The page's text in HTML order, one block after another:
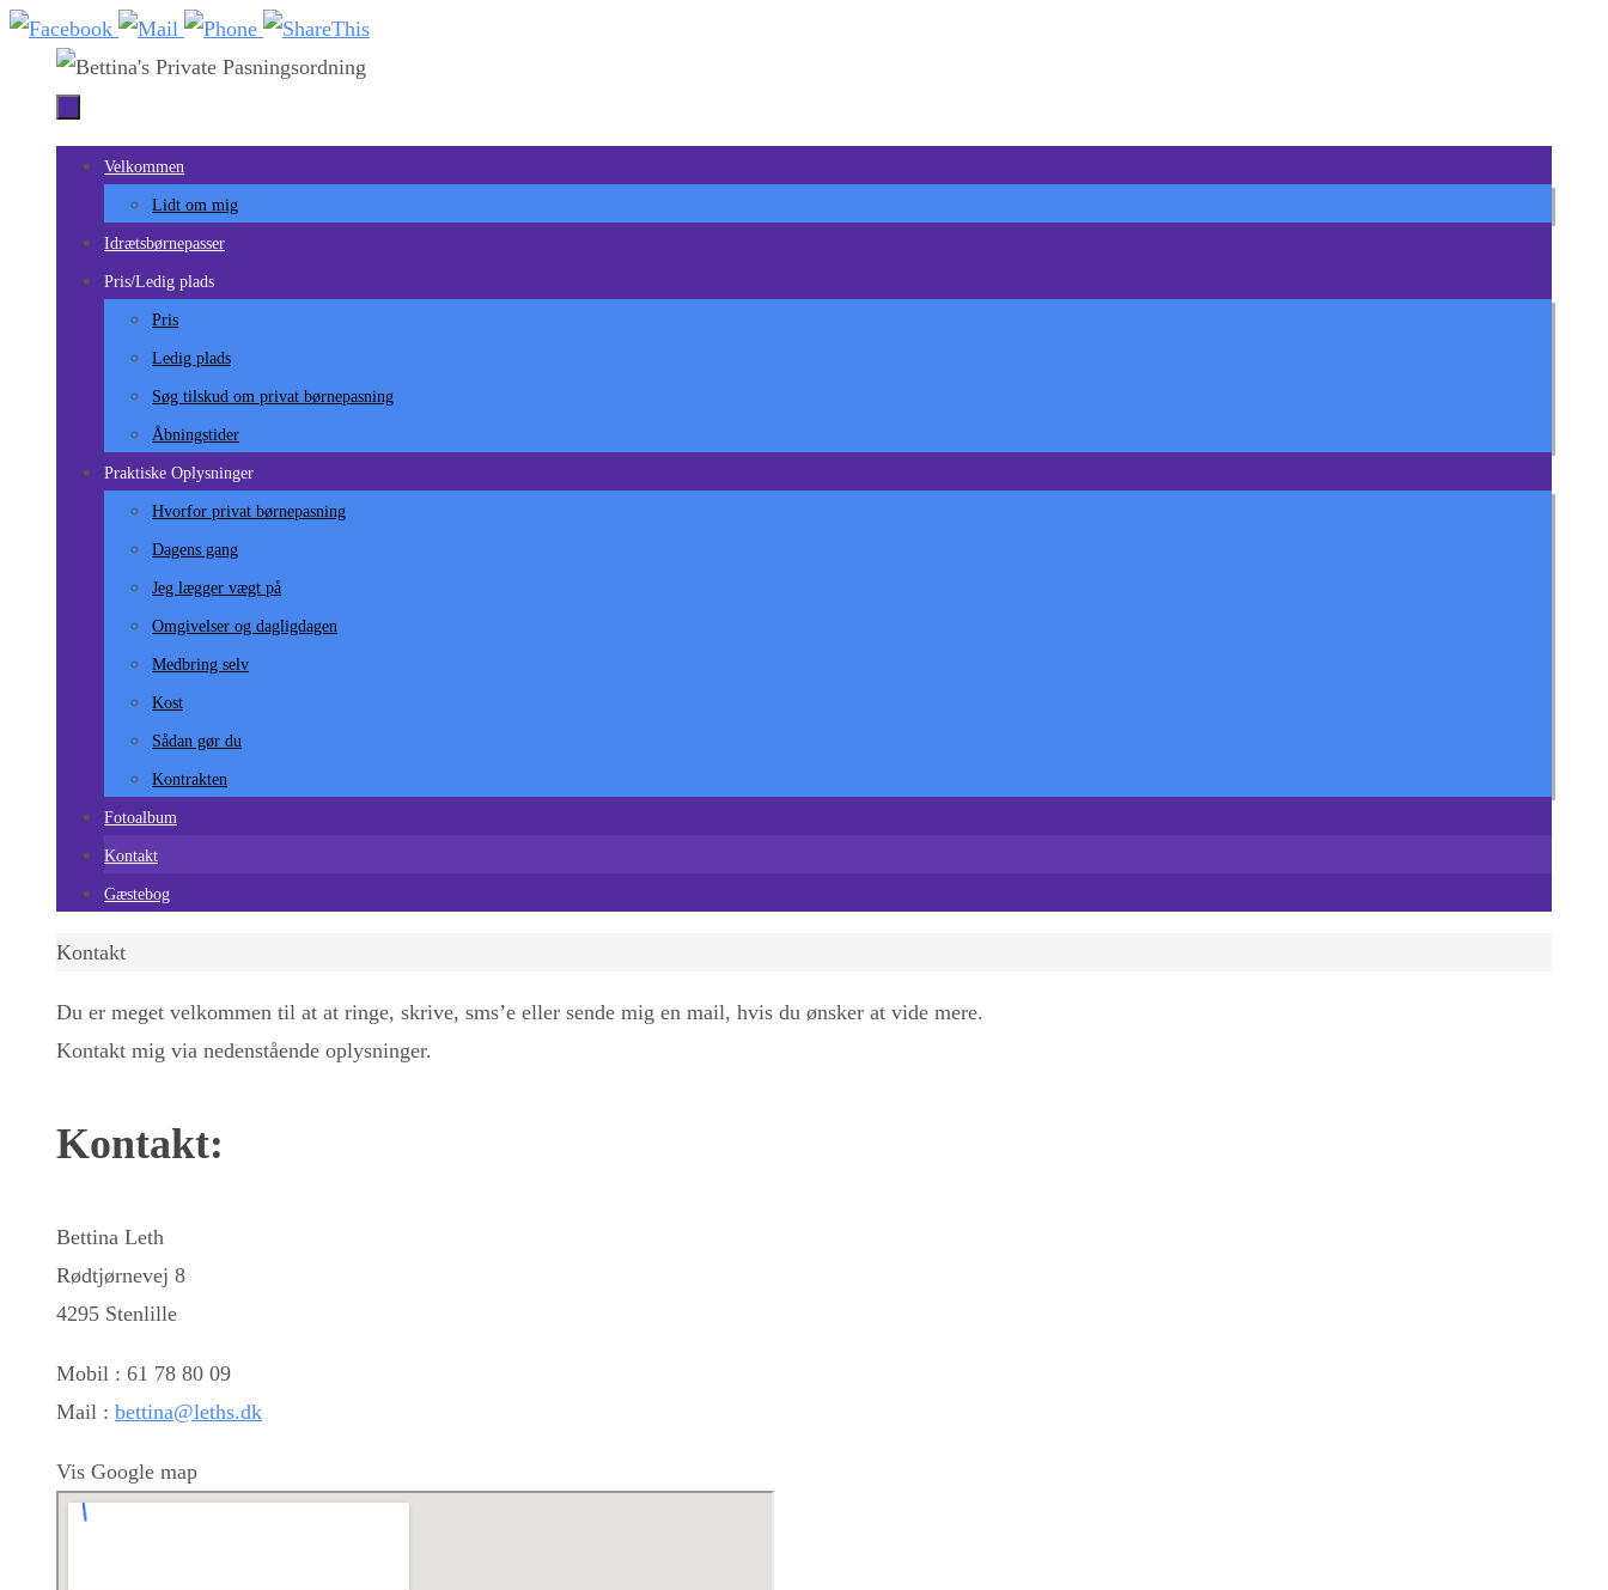
Skip
content
Skip
content
Velkommen
Lidt om mig
Idrætsbørnepasser
Pris/Ledig plads
Pris
Ledig plads
Søg tilskud om privat børnepasning
Åbningstider
Praktiske Oplysninger
Hvorfor privat børnepasning
Dagens gang
Jeg lægger vægt på
Omgivelser og dagligdagen
Medbring selv
Kost
Sådan gør du
Kontrakten
Fotoalbum
Kontakt
Gæstebog
Home
Kontakt
Du er meget velkommen til at at ringe, skrive, sms’e eller sende mig en mail, hvis du ønsker at vide mere.
Kontakt mig via nedenstående oplysninger.
Kontakt:
Bettina Leth
Rødtjørnevej 8
4295 Stenlille
Mobil : 61 78 80 09
Mail : bettina@leths.dk
Vis Google map